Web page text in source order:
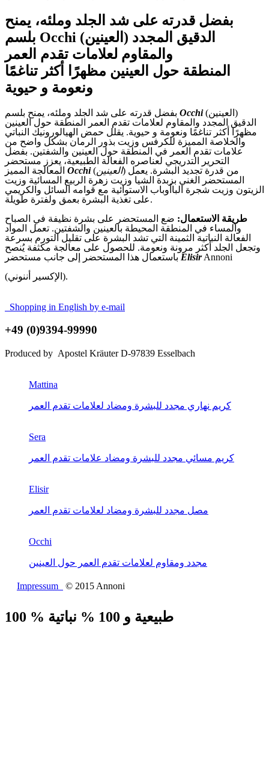
بفضل قدرته على شد الجلد وملئه، يمنح
بلسم Occhi (العينين) الدقيق المجدد
والمقاوم لعلامات تقدم العمر
المنطقة حول العينين مظهرًا أكثر تناغمًا
ونعومة و حيوية
Occhi(العينين )
الدقيق المجدد والمقاوم لعلامات تقدم العمر المنطقة حول العينين
مظهرًا أكثر تناغمًا ونعومة و حيوية. يقلل حمض الهيالورونيك النباتي
والخلاصة المميزة للكرفس وزيت بذور الرمان بشكل واضح من
علامات تقدم العمر في المنطقة حول العينين والشفتين. بفضل
التحرير التدريجي لعناصره الفعالة الطبيعية، يعزز مستحضر
Occhi(العينين) من قدرة تجديد البشرة. يعمل
المستحضر الغني بزبدة الشيا وزيت زهرة الربيع المسائية وزيت
الزيتون وزيت شجرة الباأوباب الاستوائية مع قوامه السائل والكريمي
على تغذية البشرة بعمق ولفترة طويلة.
طريقة الاستعمال: ضع المستحضر على بشرة نظيفة في الصباح
والمساء في المنطقة المحيطة بالعينين والشفتين. تعمل المواد
الفعالة النباتية الثمينة التي تشد البشرة على تقليل التورم بسرعة
وتجعل الجلد أكثر مرونة ونعومة. للحصول على معالجة مكثفة يُنصح
ElisirAnnoni
(الإكسير أننوني ).
Shopping in English by e-mail
+49 (0)9394-99990
Produced by Apostel Kräuter D-97839 Esselbach
Mattina
كريم نهاري مجدد للبشرة ومضاد لعلامات تقدم العمر
Sera
كريم مسائي مجدد للبشرة ومضاد علامات تقدم العمر
Elisir
مصل مجدد للبشرة ومضاد لعلامات تقدم العمر
Occhi
مجدد ومقاوم لعلامات تقدم العمر حول العينين
Impressum © 2015 Annoni
100 % طبيعية و 100 % نباتية